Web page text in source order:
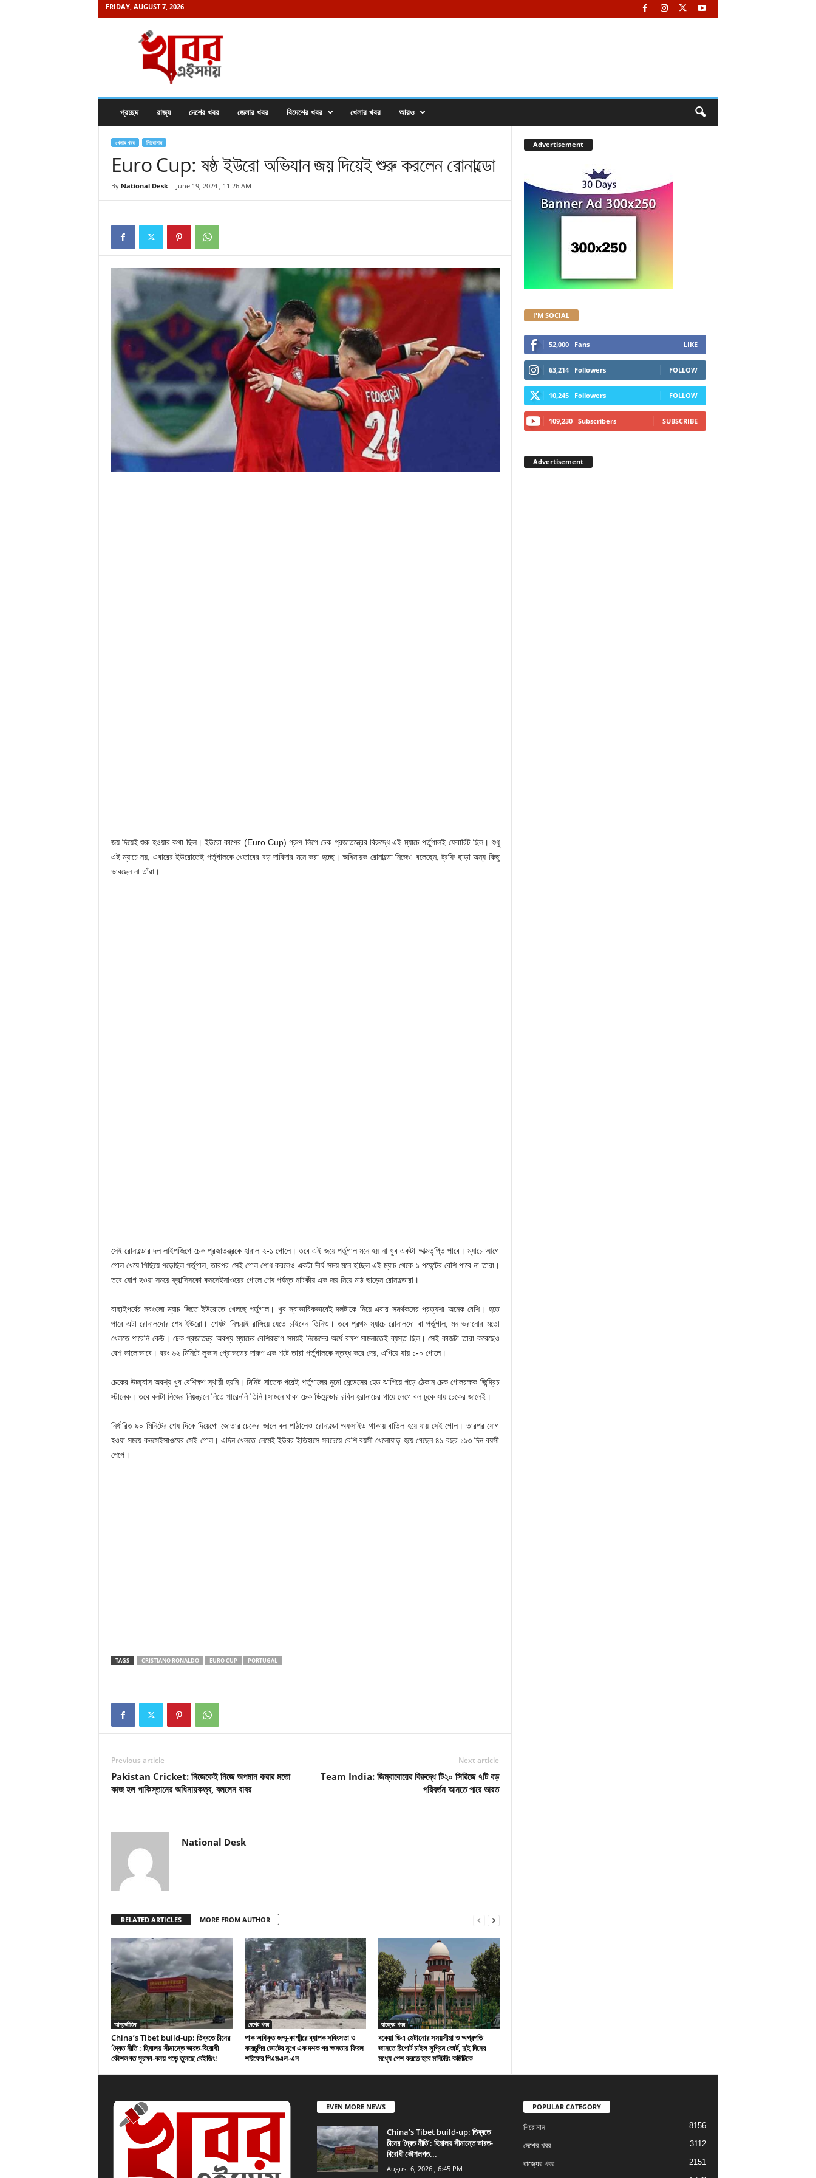
FRIDAY, AUGUST 7, 2026
প্রচ্ছদ রাজ্য দেশের খবর জেলার খবর বিদেশের খবর খেলার খবর আরও
খেলার খবর শিরোনাম
Euro Cup: ষষ্ঠ ইউরো অভিযান জয় দিয়েই শুরু করলেন রোনাল্ডো
By National Desk- June 19, 2024 , 11:26 AM
জয় দিয়েই শুরু হওয়ার কথা ছিল। ইউরো কাপের (Euro Cup) গ্রুপ লিগে চেক প্রজাতন্ত্রের বিরুদ্ধে এই ম্যাচে পর্তুগালই ফেবারিট ছিল। শুধু
এই ম্যাচে নয়, এবারের ইউরোতেই পর্তুগালকে খেতাবের বড় দাবিদার মনে করা হচ্ছে। অধিনায়ক রোনাল্ডো নিজেও বলেছেন, ট্রফি ছাড়া অন্য কিছু
ভাবছেন না তাঁরা।
সেই রোনাল্ডোর দল লাইপজিগে চেক প্রজাতন্ত্রকে হারাল ২-১ গোলে। তবে এই জয়ে পর্তুগাল মনে হয় না খুব একটা আত্মতৃপ্তি পাবে। ম্যাচে আগে
গোল খেয়ে পিছিয়ে পড়েছিল পর্তুগাল, তারপর সেই গোল শোধ করলেও একটা দীর্ঘ সময় মনে হচ্ছিল এই ম্যাচ থেকে ১ পয়েন্টের বেশি পাবে না তারা।
তবে যোগ হওয়া সময়ে ফ্রান্সিসকো কনসেইসাওয়ের গোলে শেষ পর্যন্ত নাটকীয় এক জয় নিয়ে মাঠ ছাড়েন রোনাল্ডোরা।
বাছাইপর্বের সবগুলো ম্যাচ জিতে ইউরোতে খেলছে পর্তুগাল। খুব স্বাভাবিকভাবেই দলটাকে নিয়ে এবার সমর্থকদের প্রত্যশা অনেক বেশি। হতে
পারে এটা রোনালদোর শেষ ইউরো। শেষটা নিশ্চয়ই রাঙ্গিয়ে যেতে চাইবেন তিনিও। তবে প্রথম ম্যাচে রোনালদো বা পর্তুগাল, মন ভরানোর মতো
খেলতে পারেনি কেউ। চেক প্রজাতন্ত্র অবশ্য ম্যাচের বেশিরভাগ সময়ই নিজেদের অর্ধে রক্ষণ সামলাতেই ব্যস্ত ছিল। সেই কাজটা তারা করেছেও
বেশ ভালোভাবে। বরং ৬২ মিনিটে লুকাস প্রোভডের দারুণ এক শটে তারা পর্তুগালকে স্তব্ধ করে দেয়, এগিয়ে যায় ১-০ গোলে।
চেকের উচ্ছ্বাস অবশ্য খুব বেশিক্ষণ স্থায়ী হয়নি। মিনিট সাতেক পরেই পর্তুগালের নুনো মেন্ডেসের হেড ঝাপিয়ে পড়ে ঠেকান চেক গোলরক্ষক জিন্দ্রিচ
স্টানেক। তবে বলটা নিজের নিয়ন্ত্রনে নিতে পারেননি তিনি।সামনে থাকা চেক ডিফেন্ডার রবিন হ্রানাচের গায়ে লেগে বল ঢুকে যায় চেকের জালেই।
নির্ধারিত ৯০ মিনিটের শেষ দিকে দিয়েগো জোতার চেকের জালে বল পাঠালেও রোনাল্ডো অফসাইড থাকায় বাতিল হয়ে যায় সেই গোল। তারপর যোগ
হওয়া সময়ে কনসেইসাওয়ের সেই গোল। এদিন খেলতে নেমেই ইউরর ইতিহাসে সবচেয়ে বেশি বয়সী খেলোয়াড় হয়ে গেছেন ৪১ বছর ১১৩ দিন বয়সী
পেপে।
TAGS CRISTIANO RONALDO EURO CUP PORTUGAL
Previous article
Pakistan Cricket: নিজেকেই নিজে অপমান করার মতো
কাজ হল পাকিস্তানের অধিনায়কত্ব, বললেন বাবর
Next article
Team India: জিম্বাবোয়ের বিরুদ্ধে টি২০ সিরিজে ৭টি বড়
পরিবর্তন আনতে পারে ভারত
National Desk
RELATED ARTICLES MORE FROM AUTHOR
আন্তর্জাতিক
China’s Tibet build-up: তিব্বতে চীনের
‘দ্বৈত নীতি’: হিমালয় সীমান্তে ভারত-বিরোধী
কৌশলগত সুরক্ষা-বলয় গড়ে তুলছে বেইজিং!
দেশের খবর
পাক অধিকৃত জম্মু-কাশ্মীরে ব্যাপক সহিংসতা ও
কারচুপির ভোটের মুখে এক দশক পর ক্ষমতায় ফিরল
শরিফের পিএমএল-এন
রাজ্যের খবর
বকেয়া ডিএ মেটানোর সময়সীমা ও অগ্রগতি
জানতে রিপোর্ট চাইল সুপ্রিম কোর্ট, দুই দিনের
মধ্যে পেশ করতে হবে মনিটরিং কমিটিকে
Advertisement
I'M SOCIAL
52,000 Fans LIKE
63,214 Followers FOLLOW
10,245 Followers FOLLOW
109,230 Subscribers SUBSCRIBE
Advertisement
EVEN MORE NEWS
China’s Tibet build-up: তিব্বতে
চীনের ‘দ্বৈত নীতি’: হিমালয় সীমান্তে ভারত-
বিরোধী কৌশলগত...
August 6, 2026 , 6:45 PM
POPULAR CATEGORY
শিরোনাম 8156
দেশের খবর 3112
রাজ্যের খবর 2151